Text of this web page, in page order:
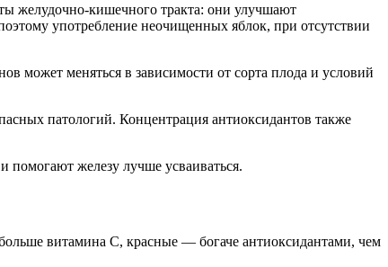
желудочно-кишечного тракта: они улучшают
употребление неочищенных яблок, при отсутствии
может меняться в зависимости от сорта плода и условий
патологий. Концентрация антиоксидантов также
помогают железу лучше усваиваться.
витамина С, красные — богаче антиоксидантами, чем